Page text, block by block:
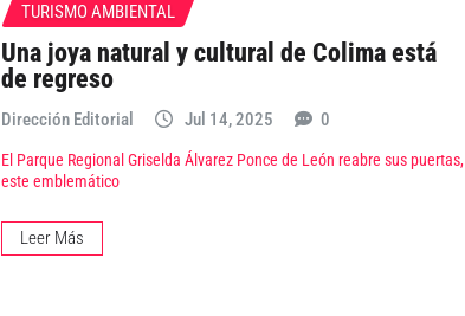
TURISMO AMBIENTAL
Una joya natural y cultural de Colima está
de regreso
Dirección Editorial Jul 14, 2025 0
El Parque Regional Griselda Álvarez Ponce de León reabre sus puertas,
este emblemático
Leer Más